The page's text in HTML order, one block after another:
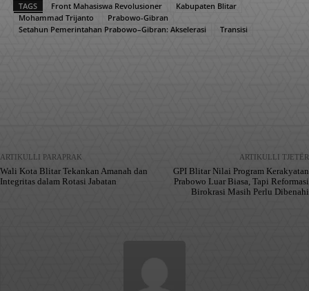
TAGS Front Mahasiswa Revolusioner
Kabupaten Blitar
Mohammad Trijanto
Prabowo-Gibran
Setahun Pemerintahan Prabowo–Gibran: Akselerasi
Transisi
ARTIKULLI PARAPRAK
Wali Kota Blitar Tekankan Amanah dan
Integritas dalam Rotasi Jabatan
ARTIKULLI TJETËR
GPI Blitar Nilai Program Kerakyatan
Prabowo Luar Biasa, Tapi Reformasi
Birokrasi Masih Perlu Dibenahi